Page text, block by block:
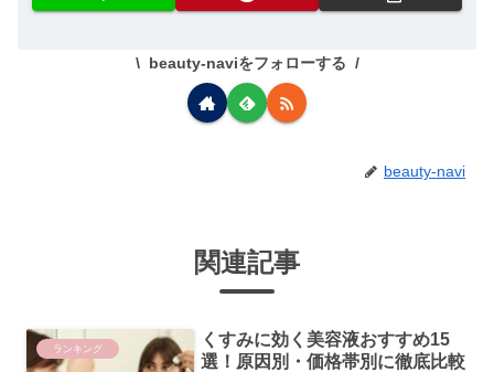
beauty-naviをフォローする
beauty-navi
関連記事
ランキング
くすみに効く美容液おすすめ15
選！原因別・価格帯別に徹底比較